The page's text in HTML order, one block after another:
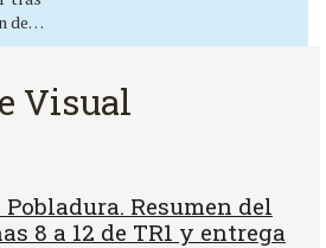
de…
Pobladura. Resumen del
8 a 12 de TR1 y entrega